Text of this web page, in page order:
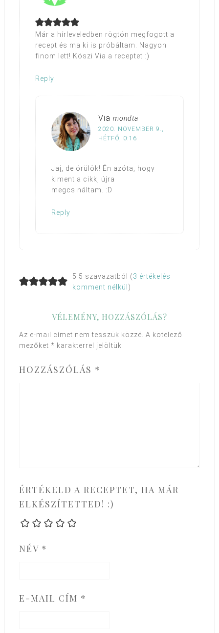
Már a hírleveledben rögtön megfogott a
recept és ma ki is próbáltam. Nagyon
finom lett! Köszi Via a receptet :)
Reply
Via mondta
2020. NOVEMBER 9.,
HÉTFŐ, 0:16
Jaj, de örülök! Én azóta, hogy
kiment a cikk, újra
megcsináltam. :D
Reply
5 5 szavazatból (3 értékelés
komment nélkül )
VÉLEMÉNY, HOZZÁSZÓLÁS?
Az e-mail címet nem tesszük közzé. A kötelező
mezőket * karakterrel jelöltük
HOZZÁSZÓLÁS *
ÉRTÉKELD A RECEPTET, HA MÁR
ELKÉSZÍTETTED! :)
NÉV *
E-MAIL CÍM *